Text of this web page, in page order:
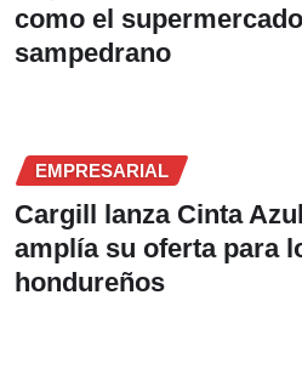
como el
sampedrano
EMPRESARIAL
Cargill lanza Cinta
amplía su oferta para
hondureños